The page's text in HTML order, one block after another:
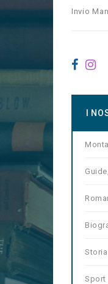
Invio
I
Storia
Sport